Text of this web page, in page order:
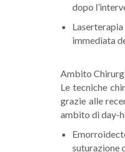
dopo
immediata
Ambito
Le tecniche
grazie alle
ambito di day-
suturazione